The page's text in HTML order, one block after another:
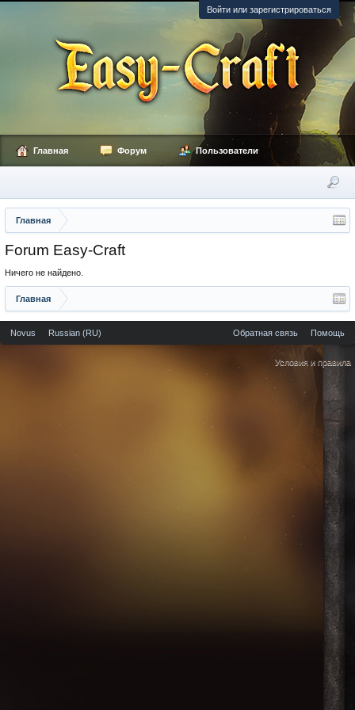
Войти или зарегистрироваться
Главная
Forum Easy-Craft
Ничего не найдено.
Главная
Главная Форум Пользователи
Novus Russian (RU) Обратная связь Помощь
Условия и правила